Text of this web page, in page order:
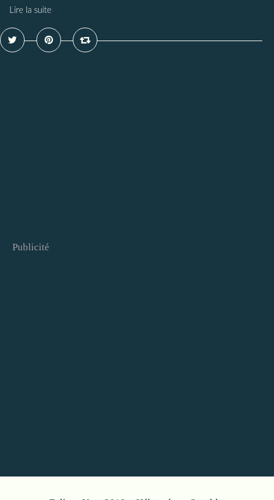
Lire la suite
Publicité